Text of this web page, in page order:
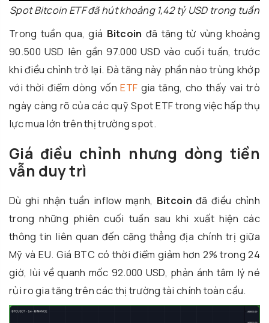
Spot Bitcoin ETF đã hút khoảng 1,42 tỷ USD trong tuần
Trong tuần qua, giá Bitcoin đã tăng từ vùng khoảng
90.500 USD lên gần 97.000 USD vào cuối tuần, trước
khi điều chỉnh trở lại. Đà tăng này phần nào trùng khớp
với thời điểm dòng vốnETF gia tăng, cho thấy vai trò
ngày càng rõ của các quỹ Spot ETF trong việc hấp thụ
lực mua lớn trên thị trường spot.
Giá điều chỉnh nhưng dòng tiền
vẫn duy trì
Dù ghi nhận tuần inflow mạnh, Bitcoin đã điều chỉnh
trong những phiên cuối tuần sau khi xuất hiện các
thông tin liên quan đến căng thẳng địa chính trị giữa
Mỹ và EU. Giá BTC có thời điểm giảm hơn 2% trong 24
giờ, lùi về quanh mốc 92.000 USD, phản ánh tâm lý né
rủi ro gia tăng trên các thị trường tài chính toàn cầu.